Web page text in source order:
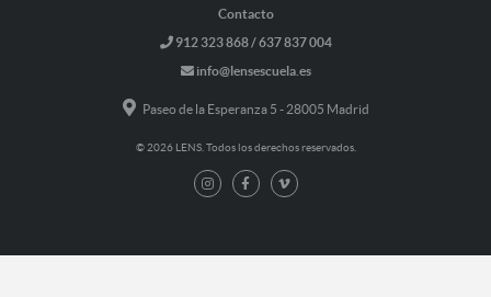
Contacto
912 323 868 / 637 837 004
info@lensescuela.es
Paseo de la Esperanza 5 - 28005 Madrid
© 2026 LENS. Todos los derechos reservados.